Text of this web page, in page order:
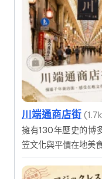
川端通商店街
擁有130年歷史的博
笠文化與平價在地美